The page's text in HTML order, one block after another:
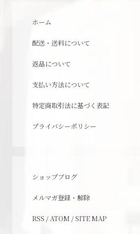
ホーム
配送・送料について
返品について
支払い方法について
特定商取引法に基づく表記
プライバシーポリシー
ショップブログ
メルマガ登録・解除
RSS / ATOM /SITE MAP